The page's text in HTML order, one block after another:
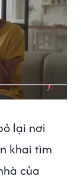
lại nơi
khai tìm
của